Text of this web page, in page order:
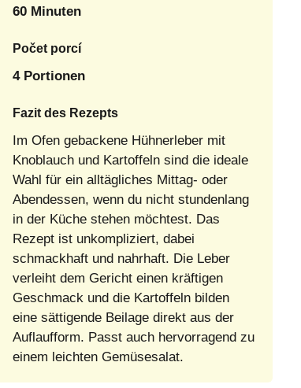
60 Minuten
Počet porcí
4 Portionen
Fazit des Rezepts
Im Ofen gebackene Hühnerleber mit
Knoblauch und Kartoffeln sind die ideale
Wahl für ein alltägliches Mittag- oder
Abendessen, wenn du nicht stundenlang
in der Küche stehen möchtest. Das
Rezept ist unkompliziert, dabei
schmackhaft und nahrhaft. Die Leber
verleiht dem Gericht einen kräftigen
Geschmack und die Kartoffeln bilden
eine sättigende Beilage direkt aus der
Auflaufform. Passt auch hervorragend zu
einem leichten Gemüsesalat.